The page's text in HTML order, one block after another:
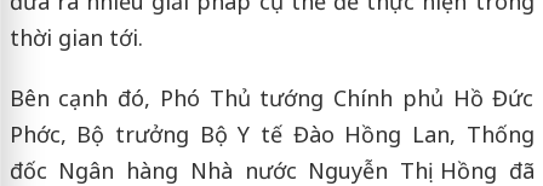
thời gian tới.
Bên cạnh đó, Phó Thủ tướng Chính phủ Hồ Đức
Phớc, Bộ trưởng Bộ Y tế Đào Hồng Lan, Thống
đốc Ngân hàng Nhà nước Nguyễn Thị Hồng đã